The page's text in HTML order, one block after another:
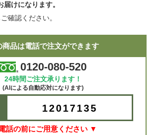
けになります。
確認ください。
商品は電話で注文ができます
0120-080-520
24時間ご注文承ります！
(AIによる自動応対になります)
12017135
話の前にご用意ください ▼